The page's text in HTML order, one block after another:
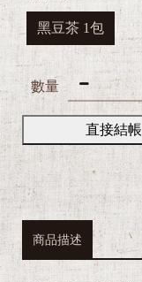
黑豆茶 1包
數量
直接結帳
商品描述